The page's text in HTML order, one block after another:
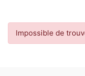
Impossible de